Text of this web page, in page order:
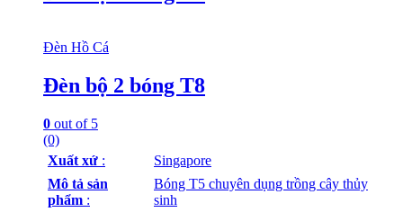
Đèn Hồ Cá
Đèn bộ 2 bóng T8
0 out of 5
(0)
Xuất xứ :
Singapore
Mô tả sản
phẩm :
Bóng T5 chuyên dụng trồng cây thủy
sinh